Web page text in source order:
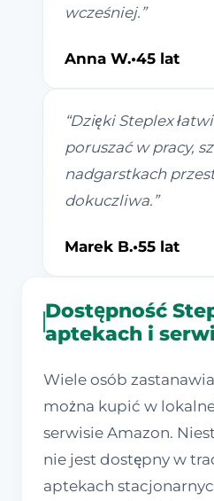
wcześniej. ”
Anna W.•45 lat
“Dzięki Steplex
poruszać w pracy,
nadgarstkach
dokuczliwa. ”
Marek B.•55 lat
Dostępność
aptekach i
Wiele osób
można kupić w
serwisie Amazon.
nie jest dostępny w
aptekach